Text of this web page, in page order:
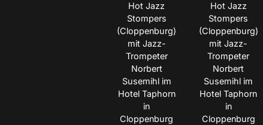
Hot Jazz
Stompers
(Cloppenburg)
mit Jazz-
Trompeter
Norbert
Susemihl im
Hotel Taphorn
in
Cloppenburg
Hot Jazz
Stompers
(Cloppenburg)
mit Jazz-
Trompeter
Norbert
Susemihl im
Hotel Taphorn
in
Cloppenburg